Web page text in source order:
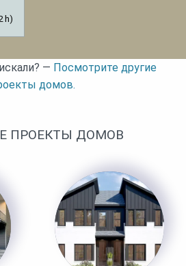
h)
— Посмотрите другие
домов.
ПРОЕКТЫ ДОМОВ